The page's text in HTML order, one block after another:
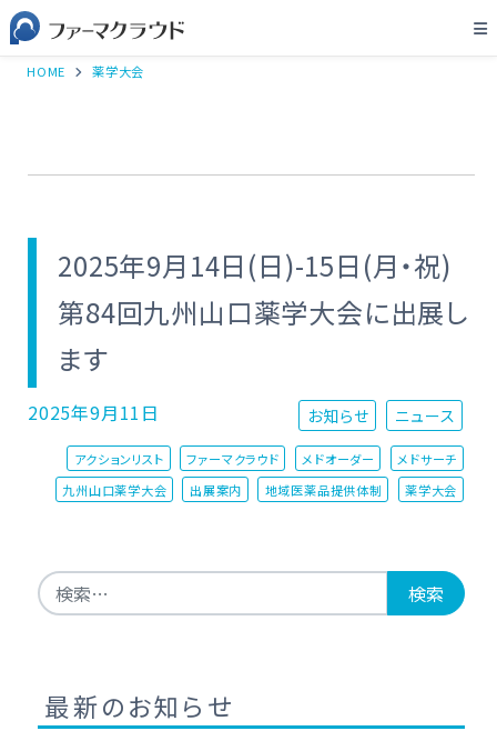
HOME 薬学大会
2025年9月14日(日)-15日(月・祝)
第84回九州山口薬学大会に出展し
ます
2025年9月11日 お知らせ ニュース
アクションリスト ファーマクラウド メドオーダー
メドサーチ
九州山口薬学大会
出展案内 地域医薬品提供体制 薬学大会
検索:
最新のお知らせ